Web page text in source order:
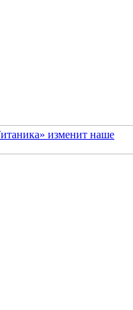
изменит наше